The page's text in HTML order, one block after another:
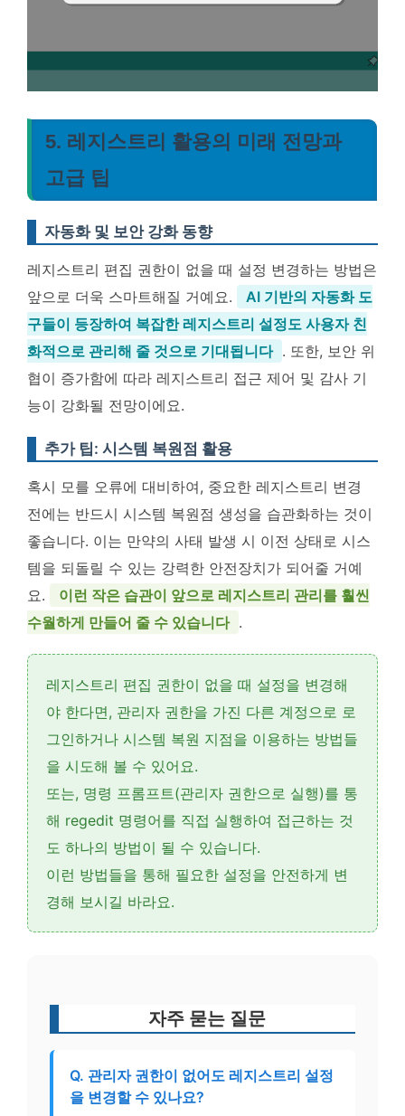
5. 레지스트리 활용의 미래 전망과
고급 팁
자동화 및 보안 강화 동향
레지스트리 편집 권한이 없을 때 설정 변경하는 방법은
앞으로 더욱 스마트해질 거예요.
AI 기반의 자동화 도
구들이 등장하여 복잡한 레지스트리 설정도 사용자 친
화적으로 관리해 줄 것으로 기대됩니다 . 또한, 보안 위
협이 증가함에 따라 레지스트리 접근 제어 및 감사 기
능이 강화될 전망이에요.
추가 팁: 시스템 복원점 활용
혹시 모를 오류에 대비하여, 중요한 레지스트리 변경
전에는 반드시 시스템 복원점 생성을 습관화하는 것이
좋습니다. 이는 만약의 사태 발생 시 이전 상태로 시스
템을 되돌릴 수 있는 강력한 안전장치가 되어줄 거예
요.
이런 작은 습관이 앞으로 레지스트리 관리를 훨씬
수월하게 만들어 줄 수 있습니다 .
레지스트리 편집 권한이 없을 때 설정을 변경해
야 한다면, 관리자 권한을 가진 다른 계정으로 로
그인하거나 시스템 복원 지점을 이용하는 방법들
을 시도해 볼 수 있어요.
또는, 명령 프롬프트(관리자 권한으로 실행)를 통
해 regedit 명령어를 직접 실행하여 접근하는 것
도 하나의 방법이 될 수 있습니다.
이런 방법들을 통해 필요한 설정을 안전하게 변
경해 보시길 바라요.
자주 묻는 질문
Q. 관리자 권한이 없어도 레지스트리 설정
을 변경할 수 있나요?